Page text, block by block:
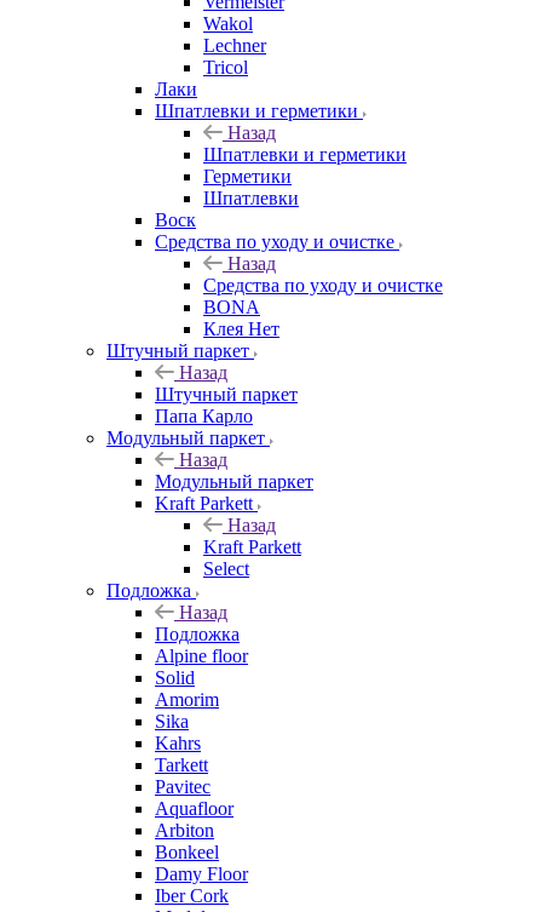
Wakol
Lechner
Tricol
Лаки
Шпатлевки и герметики
Назад
Шпатлевки и герметики
Герметики
Шпатлевки
Воск
Средства по уходу и очистке
Назад
Средства по уходу и очистке
BONA
Клея Нет
Штучный паркет
Назад
Штучный паркет
Папа Карло
Модульный паркет
Назад
Модульный паркет
Kraft Parkett
Назад
Kraft Parkett
Select
Подложка
Назад
Подложка
Alpine floor
Solid
Amorim
Sika
Kahrs
Tarkett
Pavitec
Aquafloor
Arbiton
Bonkeel
Damy Floor
Iber Cork